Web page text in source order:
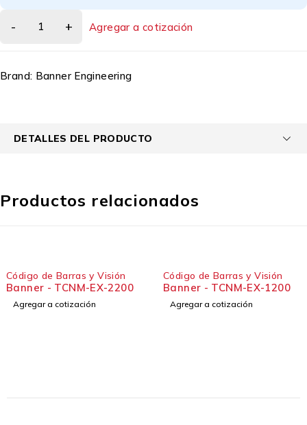
Agregar a cotización
Brand: Banner Engineering
DETALLES DEL PRODUCTO
Productos relacionados
Código de Barras y Visión
Banner - TCNM-EX-2200
Agregar a cotización
Código de Barras y Visión
Banner - TCNM-EX-1200
Agregar a cotización